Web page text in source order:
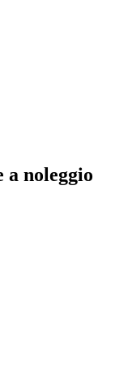
a noleggio